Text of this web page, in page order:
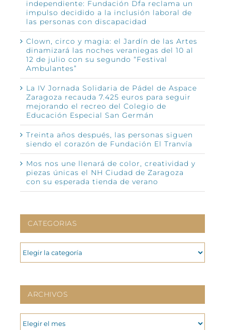
independiente: Fundación Dfa reclama un
impulso decidido a la inclusión laboral de
las personas con discapacidad
Clown, circo y magia: el Jardín de las Artes
dinamizará las noches veraniegas del 10 al
12 de julio con su segundo “Festival
Ambulantes”
La IV Jornada Solidaria de Pádel de Aspace
Zaragoza recauda 7.425 euros para seguir
mejorando el recreo del Colegio de
Educación Especial San Germán
Treinta años después, las personas siguen
siendo el corazón de Fundación El Tranvía
Mos nos une llenará de color, creatividad y
piezas únicas el NH Ciudad de Zaragoza
con su esperada tienda de verano
CATEGORIAS
CATEGORIAS
ARCHIVOS
ARCHIVOS